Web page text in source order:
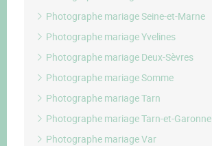
Photographe mariage Seine-et-Marne
Photographe mariage Yvelines
Photographe mariage Deux-Sèvres
Photographe mariage Somme
Photographe mariage Tarn
Photographe mariage Tarn-et-Garonne
Photographe mariage Var